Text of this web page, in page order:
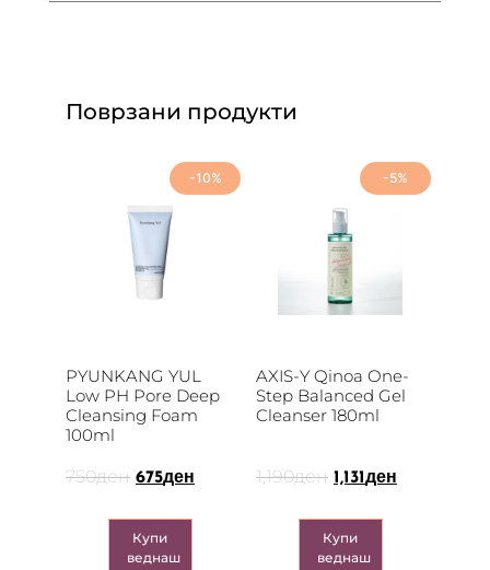
Поврзани продукти
-10%
PYUNKANG YUL
Low PH Pore Deep
Cleansing Foam
100ml
750ден 675ден
Купи
веднаш
-5%
AXIS-Y Qinoa One-
Step Balanced Gel
Cleanser 180ml
1,190ден 1,131 ден
Купи
веднаш